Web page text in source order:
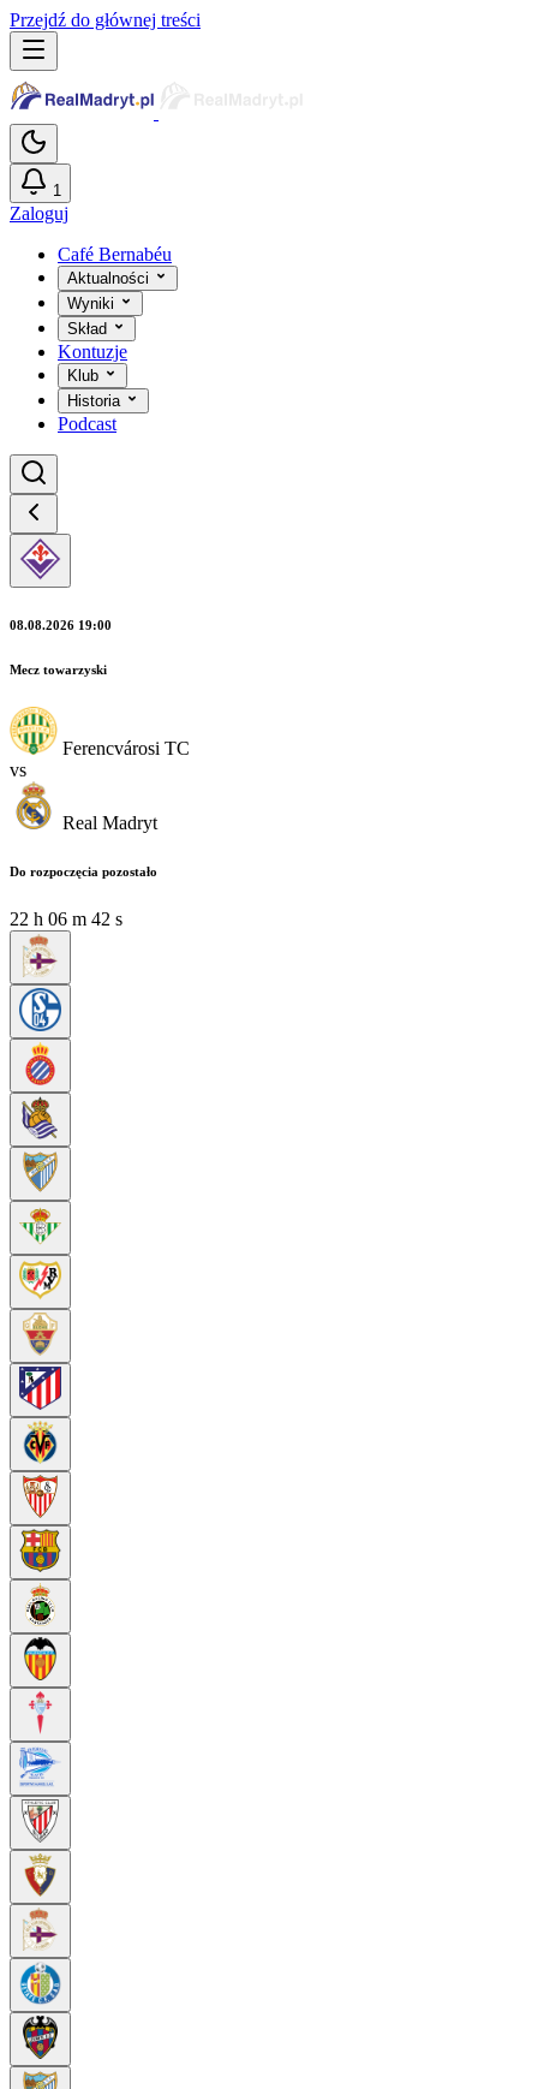
Przejdź do głównej treści
1
Zaloguj
Café Bernabéu
Aktualności
Wyniki
Skład
Kontuzje
Klub
Historia
Podcast
08.08.2026 19:00
Mecz towarzyski
Ferencvárosi TC
vs
Real Madryt
Do rozpoczęcia pozostało
22 h 06 m 39 s